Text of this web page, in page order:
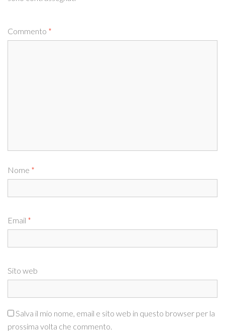
Commento *
Nome *
Email *
Sito web
Salva il mio nome, email e sito web in questo browser per la
prossima volta che commento.